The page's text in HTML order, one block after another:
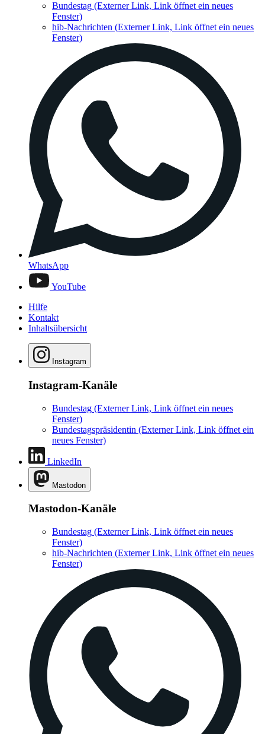
Bundestag (Externer Link, Link öffnet ein neues
Fenster)
hib-Nachrichten (Externer Link, Link öffnet ein neues
Fenster)
WhatsApp
YouTube
Hilfe
Kontakt
Inhaltsübersicht
Instagram
Instagram-Kanäle
Bundestag (Externer Link, Link öffnet ein neues
Fenster)
Bundestagspräsidentin (Externer Link, Link öffnet ein
neues Fenster)
LinkedIn
Mastodon
Mastodon-Kanäle
Bundestag (Externer Link, Link öffnet ein neues
Fenster)
hib-Nachrichten (Externer Link, Link öffnet ein neues
Fenster)